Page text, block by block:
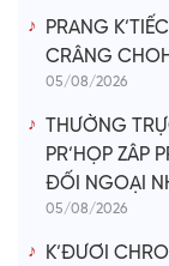
PRANG
CRÂNG
05/08/2026
THƯỜNG
PR’HỌP ZÂP
ĐỐI NGOẠI
05/08/2026
K’ĐƯƠI